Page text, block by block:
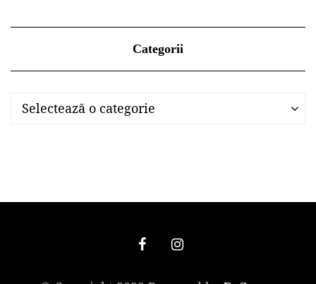
Categorii
Categorii
Selectează o categorie
Categorii